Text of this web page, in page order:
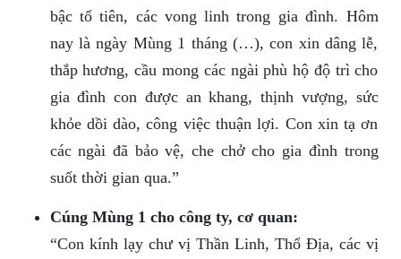
bậc tổ tiên, các vong linh trong gia đình. Hôm
nay là ngày Mùng 1 tháng (…), con xin dâng lễ,
thắp hương, cầu mong các ngài phù hộ độ trì cho
gia đình con được an khang, thịnh vượng, sức
khỏe dồi dào, công việc thuận lợi. Con xin tạ ơn
các ngài đã bảo vệ, che chở cho gia đình trong
suốt thời gian qua.”
Cúng Mùng 1 cho công ty, cơ quan:
“Con kính lạy chư vị Thần Linh, Thổ Địa, các vị